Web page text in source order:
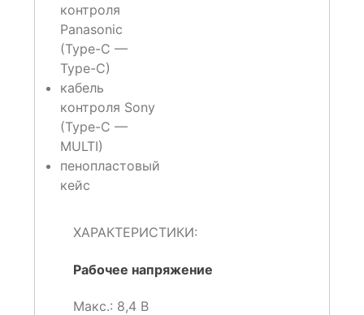
контроля
Panasonic
(Type-C —
Type-C)
кабель
контроля Sony
(Type-C —
MULTI)
пенопластовый
кейс
ХАРАКТЕРИСТИКИ:
Рабочее напряжение
Макс.: 8,4 В